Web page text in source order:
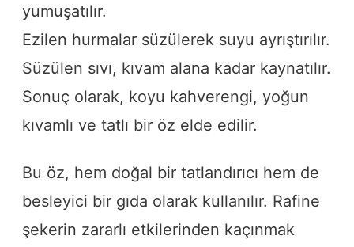
yumuşatılır.
Ezilen hurmalar süzülerek suyu ayrıştırılır.
Süzülen sıvı, kıvam alana kadar kaynatılır.
Sonuç olarak, koyu kahverengi, yoğun
kıvamlı ve tatlı bir öz elde edilir.
Bu öz, hem doğal bir tatlandırıcı hem de
besleyici bir gıda olarak kullanılır. Rafine
şekerin zararlı etkilerinden kaçınmak